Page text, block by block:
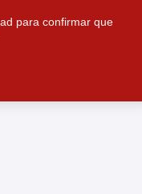
para confirmar que